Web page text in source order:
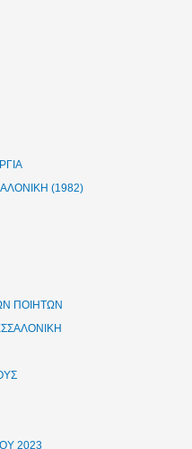
(1982)
ΠΟΙΗΤΩΝ
2023